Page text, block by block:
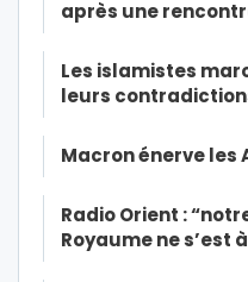
après une
Les islamistes
leurs
Macron énerve les
Radio Orient :
Royaume ne s’est